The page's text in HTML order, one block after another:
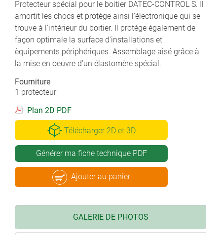
Protecteur spécial pour le boitier DATEC-CONTROL S. Il
amortit les chocs et protège ainsi l'électronique qui se
trouve à l'intérieur du boitier. Il protège également de
façon optimale la surface d'installations et
èquipements périphériques. Assemblage aisé grâce à
la mise en oeuvre d'un élastomère spécial.
Fourniture
1 protecteur
Plan 2D PDF
Télécharger 2D et 3D
Générer ma fiche technique PDF
Ajouter au panier
GALERIE DE PHOTOS